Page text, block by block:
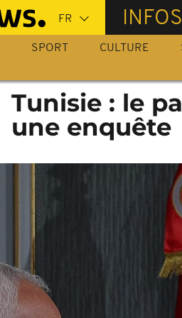
INFOS
SPORT CULTURE
Tunisie : le
une enquête